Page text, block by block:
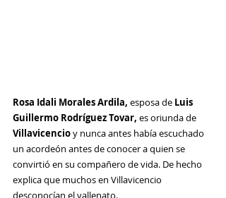
Rosa Idali Morales Ardila, esposa de Luis
Guillermo Rodríguez Tovar, es oriunda de
Villavicencio y nunca antes había escuchado
un acordeón antes de conocer a quien se
convirtió en su compañero de vida. De hecho
explica que muchos en Villavicencio
desconocían el vallenato.